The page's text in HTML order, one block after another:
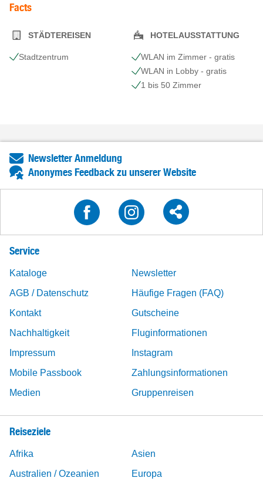
Facts
STÄDTEREISEN
Stadtzentrum
HOTELAUSSTATTUNG
WLAN im Zimmer - gratis
WLAN in Lobby - gratis
1 bis 50 Zimmer
Newsletter Anmeldung
Anonymes Feedback zu unserer Website
Service
Kataloge
Newsletter
AGB / Datenschutz
Häufige Fragen (FAQ)
Kontakt
Gutscheine
Nachhaltigkeit
Fluginformationen
Impressum
Instagram
Mobile Passbook
Zahlungsinformationen
Medien
Gruppenreisen
Reiseziele
Afrika
Asien
Australien / Ozeanien
Europa